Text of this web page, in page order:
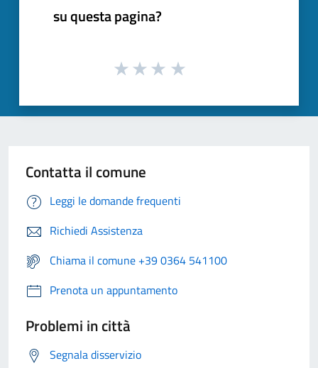
su questa pagina?
Contatta il comune
Leggi le domande frequenti
Richiedi Assistenza
Chiama il comune +39 0364 541100
Prenota un appuntamento
Problemi in città
Segnala disservizio